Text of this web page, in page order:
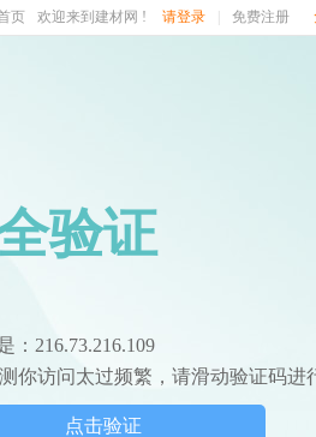
页 欢迎来到建材网 ! 请登录 免费注册
验证
：216.73.216.109
你访问太过频繁，请滑动验证码进
点击验证